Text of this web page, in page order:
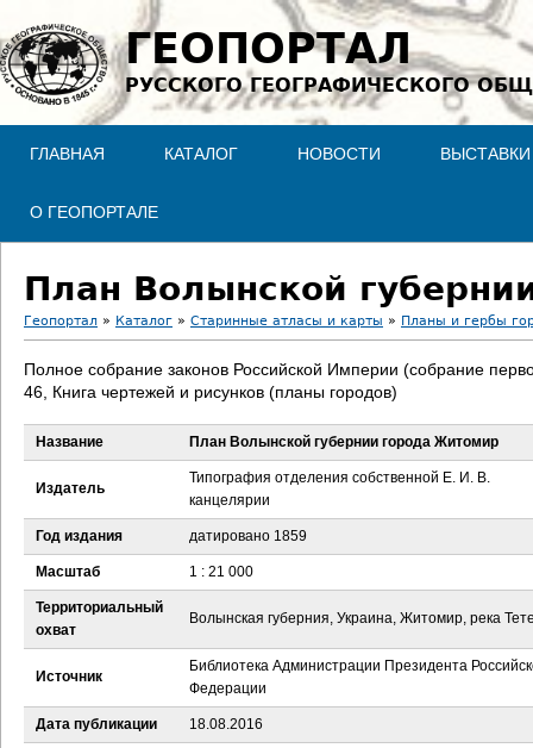
Jump to navigation
ГЕОПОРТАЛ
РУССКОГО ГЕОГРАФИЧЕСКОГО
ГЛАВНАЯ КАТАЛОГ НОВОСТИ ВЫСТАВКИ
О ГЕОПОРТАЛЕ
План Волынской
В
ы
д
е
с
ь
Геопортал » Каталог » Старинные атласы и карты » Планы и гербы
Полное собрание законов Российской Империи (собрание
46, Книга чертежей и рисунков (планы городов)
Название План Волынской губернии города Житомир
Издатель
Типография отделения собственной Е. И. В.
канцелярии
Год издания датировано 1859
Масштаб 1 : 21 000
Территориальный
охват
Волынская губерния, Украина, Житомир, река
Источник
Библиотека Администрации Президента
Федерации
Дата публикации 18.08.2016